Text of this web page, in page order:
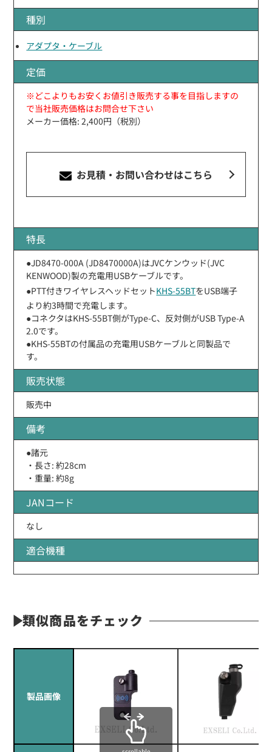
種別
アダプタ・ケーブル
定価
※どこよりもお安くお値引き販売する事を目指しますの
で当社販売価格はお問合せ下さい
メーカー価格: 2,400円（税別）
お見積・お問い合わせはこちら
特長
●JD8470-000A (JD8470000A)はJVCケンウッド(JVC
KENWOOD)製の充電用USBケーブルです。
●PTT付きワイヤレスヘッドセットKHS-55BTをUSB端子
より約3時間で充電します。
●コネクタはKHS-55BT側がType-C、反対側がUSB Type-A
2.0です。
●KHS-55BTの付属品の充電用USBケーブルと同製品で
す。
販売状態
販売中
備考
●諸元
・長さ: 約28cm
・重量: 約8g
JANコード
なし
適合機種
類似商品をチェック
製品画像